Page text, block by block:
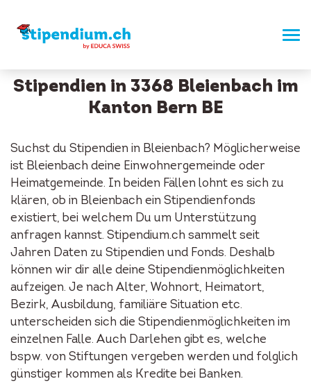
Stipendien in 3368 Bleienbach im
Kanton Bern BE
Suchst du Stipendien in Bleienbach? Möglicherweise
ist Bleienbach deine Einwohnergemeinde oder
Heimatgemeinde. In beiden Fällen lohnt es sich zu
klären, ob in Bleienbach ein Stipendienfonds
existiert, bei welchem Du um Unterstützung
anfragen kannst. Stipendium.ch sammelt seit
Jahren Daten zu Stipendien und Fonds. Deshalb
können wir dir alle deine Stipendienmöglichkeiten
aufzeigen. Je nach Alter, Wohnort, Heimatort,
Bezirk, Ausbildung, familiäre Situation etc.
unterscheiden sich die Stipendienmöglichkeiten im
einzelnen Falle. Auch Darlehen gibt es, welche
bspw. von Stiftungen vergeben werden und folglich
günstiger kommen als Kredite bei Banken.